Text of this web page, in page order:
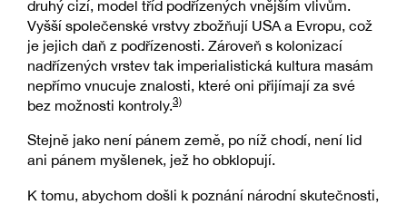
druhý cizí, model tříd podřízených vnějším vlivům.
Vyšší společenské vrstvy zbožňují USA a Evropu, což
je jejich daň z podřízenosti. Zároveň s kolonizací
nadřízených vrstev tak imperialistická kultura masám
nepřímo vnucuje znalosti, které oni přijímají za své
bez možnosti kontroly.3)
Stejně jako není pánem země, po níž chodí, není lid
ani pánem myšlenek, jež ho obklopují.
K tomu, abychom došli k poznání národní skutečnosti,